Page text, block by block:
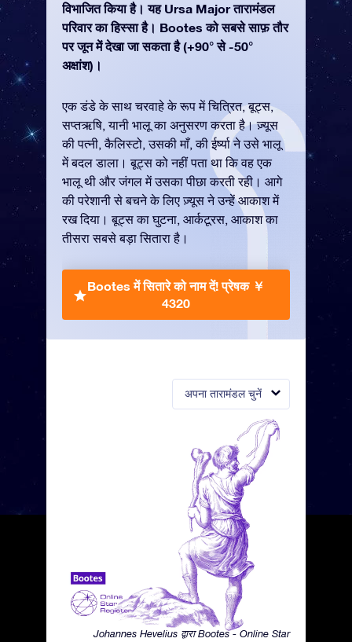
अपना तारामंडल चुनें
Johannes Hevelius द्वारा Bootes - Online Star
विभाजित किया है। यह Ursa Major तारामंडल
परिवार का हिस्सा है। Bootes को सबसे साफ़ तौर
पर जून में देखा जा सकता है (+90° से -50°
अक्षांश)।
एक डंडे के साथ चरवाहे के रूप में चित्रित, बूट्स,
सप्तऋषि, यानी भालू का अनुसरण करता है। ज़्यूस
की पत्नी, कैलिस्टो, उसकी माँ, की ईर्ष्या ने उसे भालू
में बदल डाला। बूट्स को नहीं पता था कि वह एक
भालू थी और जंगल में उसका पीछा करती रही। आगे
की परेशानी से बचने के लिए ज़्यूस ने उन्हें आकाश में
रख दिया। बूट्स का घुटना, आर्कटूरस, आकाश का
तीसरा सबसे बड़ा सितारा है।
Bootes में सितारे को नाम दें!प्रेषक ￥
4320